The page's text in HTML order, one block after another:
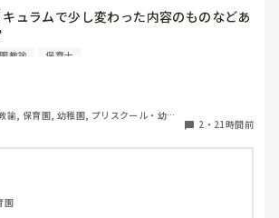
条件より少ない法人？でしょうか？
にでもあるし、それを早い段階で見極めるこ
ています。
のか。
らないためにちょっと考えてみると良いかも
ュラムで少し変わった内容のものなどあ
（年中組以上児が体育の時間に体操服の上
があります。
教諭 保育士
諭, 保育園, 幼稚園, プリスクール・幼児
2 ・ 21時間前
園